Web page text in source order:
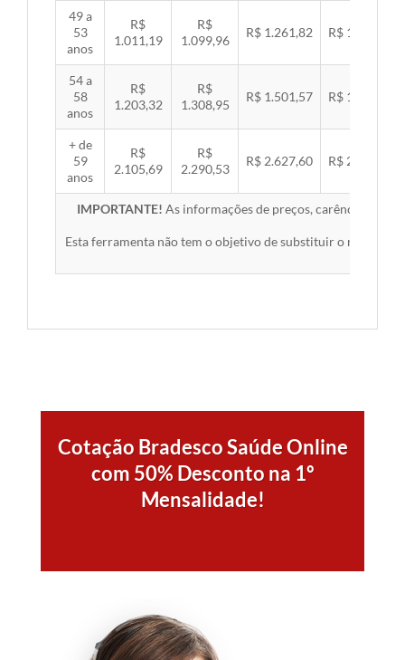
49 a
53
anos
R$
1.011,19
R$
1.099,96
R$ 1.261,82 R$ 1.300,32
54 a
58
anos
R$
1.203,32
R$
1.308,95
R$ 1.501,57 R$ 1.547,38
+ de
59
anos
R$
2.105,69
R$
2.290,53
R$ 2.627,60 R$ 2.707,76
IMPORTANTE! As informações de preços, carências,
Esta ferramenta não tem o objetivo de substituir o material
Cotação Bradesco Saúde Online
com 50% Desconto na 1º
Mensalidade!